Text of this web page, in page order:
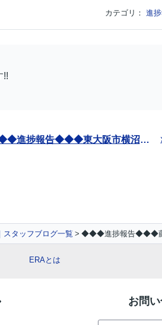
カテゴリ： 進
!!
「◆◆◆進捗報告◆◆◆東大阪市横沼町 新築一戸建」
スタッフブログ一覧 ◆◆◆進捗報告◆◆◆藤
ERAとは
お問